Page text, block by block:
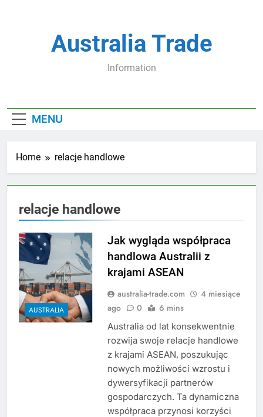
Australia Trade
Information
MENU
Home relacje handlowe
relacje handlowe
AUSTRALIA
Jak wygląda współpraca
handlowa Australii z
krajami ASEAN
australia-trade.com
4 miesiące
ago
0 6 mins
Australia od lat konsekwentnie
rozwija swoje relacje handlowe
z krajami ASEAN, poszukując
nowych możliwości wzrostu i
dywersyfikacji partnerów
gospodarczych. Ta dynamiczna
współpraca przynosi korzyści